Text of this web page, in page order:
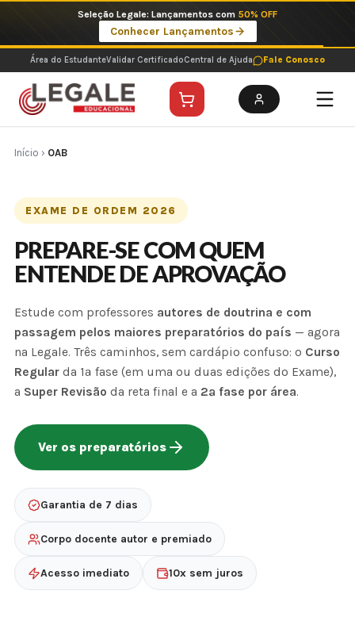
o
conteúdo
Imperdíveis no Pix: Pós Selecionadas a 199 reais no pix em parcela única
Ver ofertas
Área do EstudanteValidar CertificadoCentral de Ajuda Fale Conosco
Início › OAB
EXAME DE ORDEM 2026
PREPARE-SE COM QUEM
ENTENDE DE APROVAÇÃO
Estude com professores autores de doutrina e com
passagem pelos maiores preparatórios do país — agora
na Legale. Três caminhos, sem cardápio confuso: o Curso
Regular da 1ª fase (em uma ou duas edições do Exame),
a Super Revisão da reta final e a 2ª fase por área.
Ver os preparatórios
Garantia de 7 dias
Corpo docente autor e premiado
Acesso imediato 10x sem juros